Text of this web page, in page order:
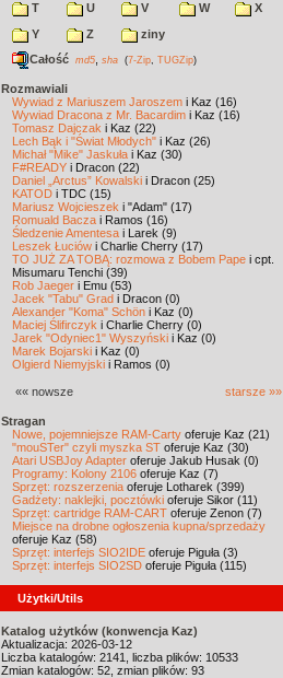
T
U V W
X
Y
Z
ziny
Całość md5 sha (7-Zip TUGZip)
Rozmawiali
Wywiad z Mariuszem Jaroszem i Kaz (16)
Wywiad Dracona z Mr. Bacardim i Kaz (16)
Tomasz Dajczak i Kaz (22)
Lech Bąk i "Świat Młodych" i Kaz (26)
Michał "Mike" Jaskuła i Kaz (30)
F#READY i Dracon (22)
Daniel „Arctus” Kowalski i Dracon (25)
KATOD i TDC (15)
Mariusz Wojcieszek i "Adam" (17)
Romuald Bacza i Ramos (16)
Śledzenie Amentesa i Larek (9)
Leszek Łuciów i Charlie Cherry (17)
TO JUŻ ZA TOBĄ: rozmowa z Bobem Pape i cpt.
Misumaru Tenchi (39)
Rob Jaeger i Emu (53)
Jacek "Tabu" Grad i Dracon (0)
Alexander "Koma" Schön i Kaz (0)
Maciej Ślifirczyk i Charlie Cherry (0)
Jarek "Odyniec1" Wyszyński i Kaz (0)
Marek Bojarski i Kaz (0)
Olgierd Niemyjski i Ramos (0)
«« nowsze starsze »»
Stragan
Nowe, pojemniejsze RAM-Carty oferuje Kaz (21)
"mouSTer" czyli myszka ST oferuje Kaz (30)
Atari USBJoy Adapter oferuje Jakub Husak (0)
Programy: Kolony 2106 oferuje Kaz (7)
Sprzęt: rozszerzenia oferuje Lotharek (399)
Gadżety: naklejki, pocztówki oferuje Sikor (11)
Sprzęt: cartridge RAM-CART oferuje Zenon (7)
Miejsce na drobne ogłoszenia kupna/sprzedaży
oferuje Kaz (58)
Sprzęt: interfejs SIO2IDE oferuje Piguła (3)
Sprzęt: interfejs SIO2SD oferuje Piguła (115)
Użytki/Utils
Katalog użytków (konwencja Kaz)
Aktualizacja: 2026-03-12
Liczba katalogów: 2141, liczba plików: 10533
Zmian katalogów: 52, zmian plików: 93